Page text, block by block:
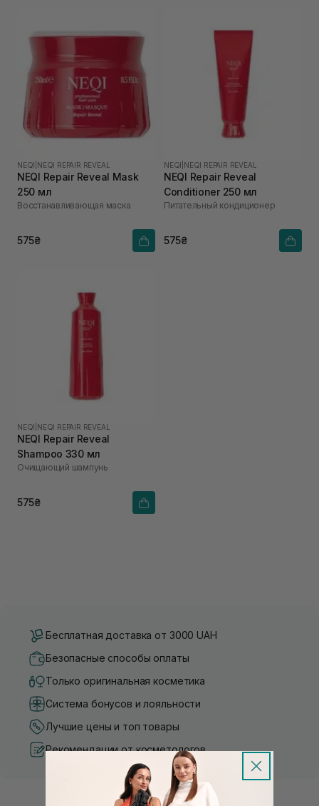
NEQI NEQI REPAIR REVEAL
NEQI Repair Reveal Mask
250 мл
Восстанавливающая маска
575₴
NEQI NEQI REPAIR REVEAL
NEQI Repair Reveal
Conditioner 250 мл
Питательный кондиционер
575₴
NEQI NEQI REPAIR REVEAL
NEQI Repair Reveal
Shampoo 330 мл
Очищающий шампунь
575₴
Бесплатная доставка от 3000 UAH
Безопасные способы оплаты
Только оригинальная косметика
Система бонусов и лояльности
Лучшие цены и топ товары
Рекомендации от косметологов